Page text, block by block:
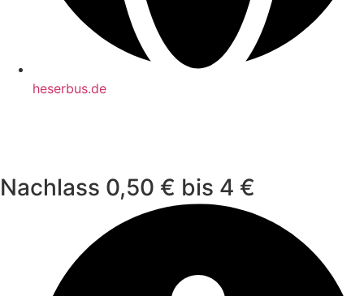
heserbus.de
Nachlass 0,50 € bis 4 €